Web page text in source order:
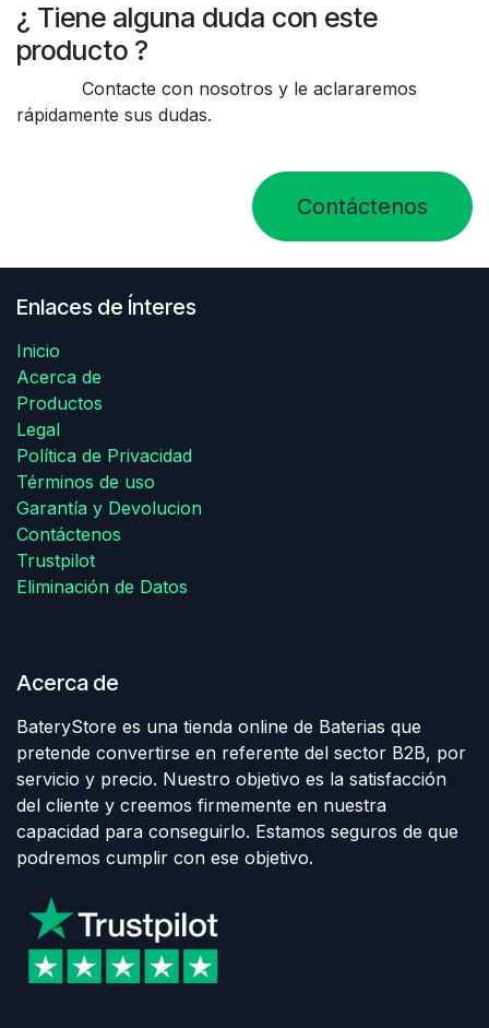
¿ Tiene alguna duda con este
producto ?
Contacte con nosotros y le aclararemos
rápidamente sus dudas.
Contáctenos
Enlaces de Ínteres
Inicio
Acerca de
Productos
Legal
Política de Privacidad
Términos de uso
Garantía y Devolucion
Contáctenos
Trustpilot
Eliminación de Datos
Acerca de
BateryStore es una tienda online de Baterias que
pretende convertirse en referente del sector B2B, por
servicio y precio. Nuestro objetivo es la satisfacción
del cliente y creemos firmemente en nuestra
capacidad para conseguirlo. Estamos seguros de que
podremos cumplir con ese objetivo.